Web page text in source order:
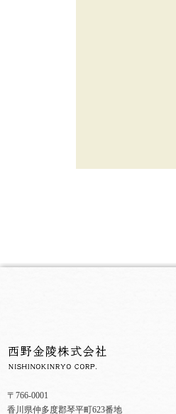
〒766-0001
香川県仲多度郡琴平町623番地